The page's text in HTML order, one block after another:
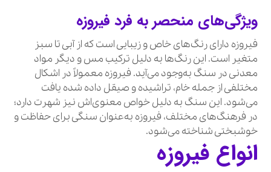
ویژگی‌های منحصر به فرد فیروزه
فیروزه دارای رنگ‌های خاص و زیبایی است که از آبی تا سبز
متغیر است. این رنگ‌ها به دلیل ترکیب مس و دیگر مواد
معدنی در سنگ به‌وجود می‌آید. فیروزه معمولاً در اشکال
مختلفی از جمله خام، تراشیده و صیقل داده شده یافت
می‌شود. این سنگ به دلیل خواص معنوی‌اش نیز شهرت دارد؛
در فرهنگ‌های مختلف، فیروزه به‌عنوان سنگی برای حفاظت و
خوشبختی شناخته می‌شود.
انواع فیروزه